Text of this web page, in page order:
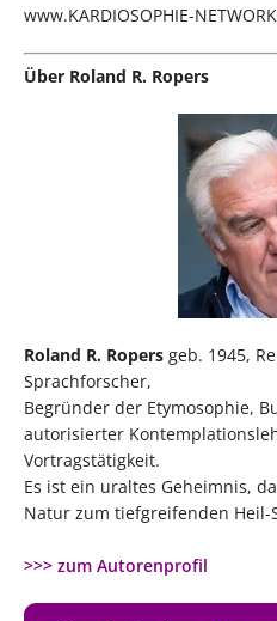
www.KARDIOSOPHIE-
Über Roland R. Ropers
Roland R. Ropers geb. 1945,
Sprachforscher,
Begründer der Etymosophie,
autorisierter
Vortragstätigkeit.
Es ist ein uraltes Geheimnis,
Natur zum tiefgreifenden Heil-
>>> zum Autorenprofil